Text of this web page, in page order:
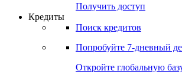
Получить доступ
Кредиты
Поиск кредитов
Попробуйте 7-дневный
Откройте глобальную